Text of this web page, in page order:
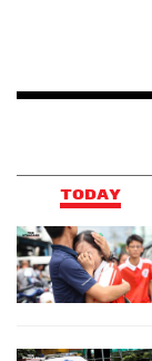
TODAY